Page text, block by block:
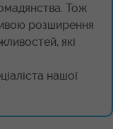
Тож
розширення
які
нашої